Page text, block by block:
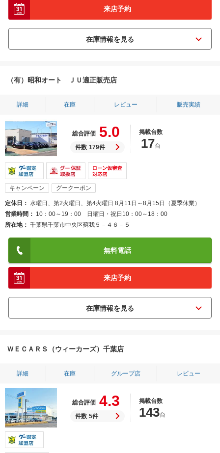
来店予約
（有）昭和オート ＪＵ適正販売店
詳細 在庫 レビュー 販売実績
総合評価 5.0
件数 179件
掲載台数
17台
キャンペーン グークーポン
定休日
水曜日、第2火曜日、第4火曜日 8月11日～8月15日（夏季休業）
営業時間
10：00～19：00 日曜日・祝日10：00～18：00
所在地
千葉県千葉市中央区蘇我５－４６－５
無料電話
来店予約
ＷＥＣＡＲＳ（ウィーカーズ）千葉店
詳細 在庫 グループ店 レビュー
総合評価 4.3
件数 5件
掲載台数
143台